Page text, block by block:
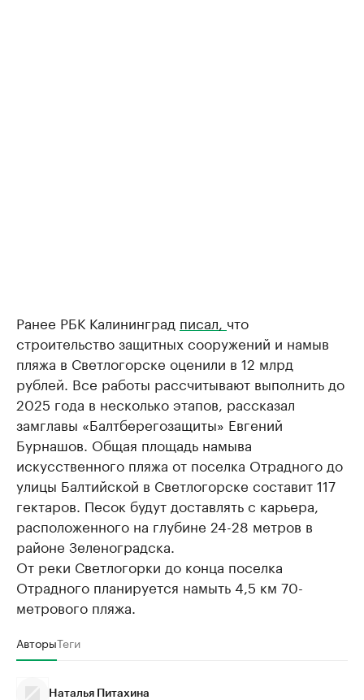
Ранее РБК Калининград писал, что
строительство защитных сооружений и намыв
пляжа в Светлогорске оценили в 12 млрд
рублей. Все работы рассчитывают выполнить до
2025 года в несколько этапов, рассказал
замглавы «Балтберегозащиты» Евгений
Бурнашов. Общая площадь намыва
искусственного пляжа от поселка Отрадного до
улицы Балтийской в Светлогорске составит 117
гектаров. Песок будут доставлять с карьера,
расположенного на глубине 24-28 метров в
районе Зеленоградска.
От реки Светлогорки до конца поселка
Отрадного планируется намыть 4,5 км 70-
метрового пляжа.
АвторыТеги
Наталья Питахина